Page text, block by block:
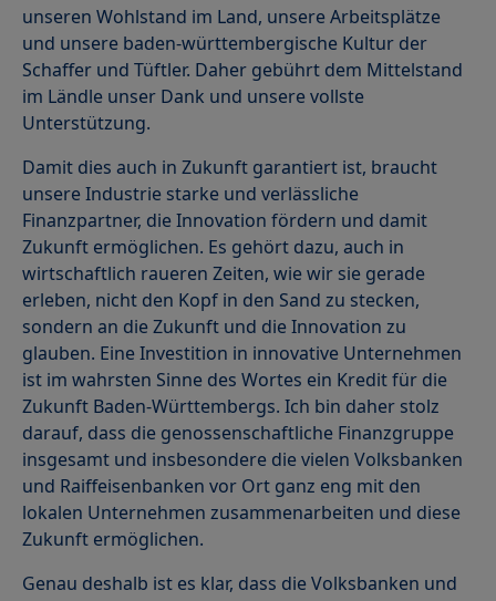
unseren Wohlstand im Land, unsere Arbeitsplätze
und unsere baden-württembergische Kultur der
Schaffer und Tüftler. Daher gebührt dem Mittelstand
im Ländle unser Dank und unsere vollste
Unterstützung.
Damit dies auch in Zukunft garantiert ist, braucht
unsere Industrie starke und verlässliche
Finanzpartner, die Innovation fördern und damit
Zukunft ermöglichen. Es gehört dazu, auch in
wirtschaftlich raueren Zeiten, wie wir sie gerade
erleben, nicht den Kopf in den Sand zu stecken,
sondern an die Zukunft und die Innovation zu
glauben. Eine Investition in innovative Unternehmen
ist im wahrsten Sinne des Wortes ein Kredit für die
Zukunft Baden-Württembergs. Ich bin daher stolz
darauf, dass die genossenschaftliche Finanzgruppe
insgesamt und insbesondere die vielen Volksbanken
und Raiffeisenbanken vor Ort ganz eng mit den
lokalen Unternehmen zusammenarbeiten und diese
Zukunft ermöglichen.
Genau deshalb ist es klar, dass die Volksbanken und